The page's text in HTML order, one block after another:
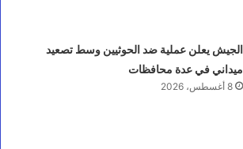
الجيش يعلن عملية ضد الحوثيين وسط تصعيد
ميداني في عدة محافظات
8 أغسطس، 2026